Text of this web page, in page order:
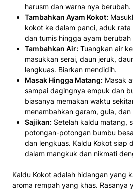
harusm dan warna nya berubah.
Tambahkan Ayam Kokot:
kokot ke dalam panci, aduk
dan tumis hingga ayam berubah
Tambahkan Air: Tuangkan air
masukkan serai, daun jeruk,
lengkuas. Biarkan mendidih.
Masak Hingga Matang: Masak
sampai dagingnya empuk dan
biasanya memakan waktu
menambahkan garam, gula, dan
Sajikan: Setelah kaldu matang,
potongan-potongan bumbu
dan lengkuas. Kaldu Kokot siap
dalam mangkuk dan nikmati
Kaldu Kokot adalah hidangan yang
aroma rempah yang khas. Rasanya